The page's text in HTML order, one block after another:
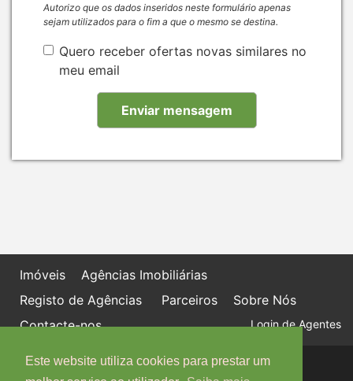
Este website utiliza cookies para prestar um
Autorizo que os dados inseridos neste formulário apenas
sejam utilizados para o fim a que o mesmo se destina.
Quero receber ofertas novas similares no
meu email
Imóveis
Agências Imobiliárias
Registo de Agências
Parceiros
Sobre Nós
Contacte-nos
Login de Agentes
Política de proteção de dados
Livro de Reclamações online